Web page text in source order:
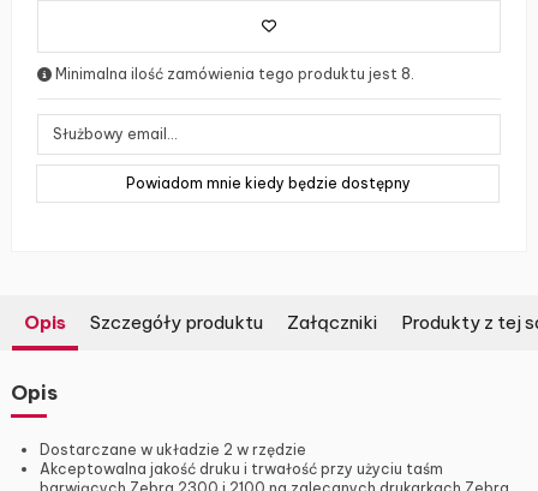
Minimalna ilość zamówienia tego produktu jest 8.
Opis Szczegóły produktu Załączniki Produkty z tej
Opis
Dostarczane w układzie 2 w rzędzie
Akceptowalna jakość druku i trwałość przy użyciu taśm